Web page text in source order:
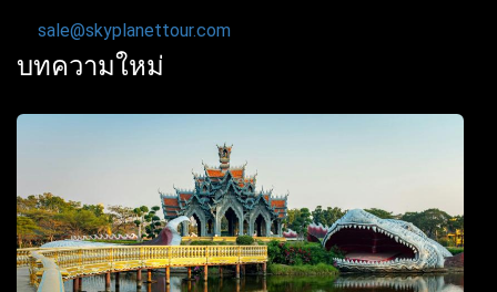
sale@skyplanettour.com
บทความใหม่